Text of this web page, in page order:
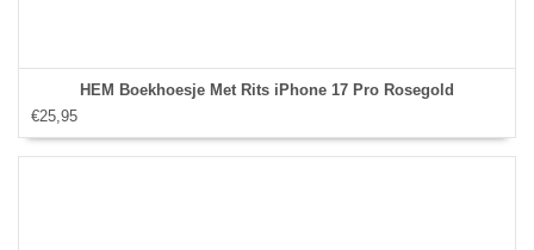
HEM Boekhoesje Met Rits iPhone 17 Pro Rosegold
€25,95